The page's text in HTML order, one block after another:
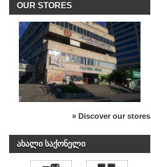
OUR STORES
» Discover our stores
ᲐᲮᲐᲚᲘ ᲡᲐᲥᲝᲜᲔᲚᲘ